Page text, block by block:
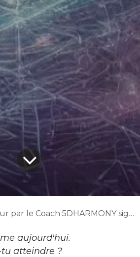
le Coach 5DHARMONY signé PYC
aujourd'hui.
atteindre ?